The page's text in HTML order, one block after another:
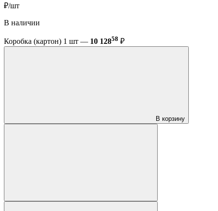
₽/шт
В наличии
Коробка (картон) 1 шт — 10 12858 ₽
В корзину